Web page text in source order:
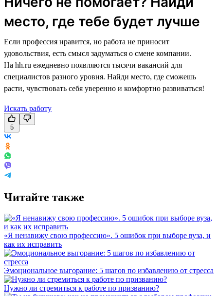
место, где тебе будет лучше
Если профессия нравится, но работа не приносит
удовольствия, есть смысл задуматься о смене компании.
На hh.ru ежедневно появляются тысячи вакансий для
специалистов разного уровня. Найди место, где сможешь
расти, чувствовать себя уверенно и комфортно развиваться!
Искать работу
5
Читайте также
«Я ненавижу свою профессию». 5 ошибок при выборе вуза, и
как их исправить
Эмоциональное выгорание: 5 шагов по избавлению от стресса
Нужно ли стремиться к работе по призванию?